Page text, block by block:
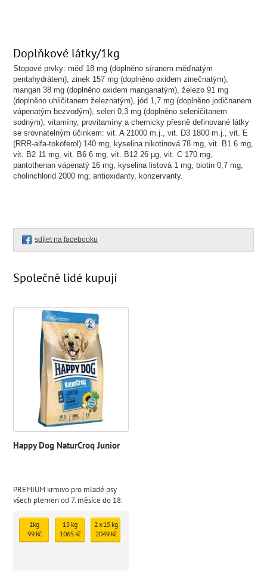
Doplňkové látky/1kg
Stopové prvky: měď 18 mg (doplněno síranem měďnatým
pentahydrátem), zinek 157 mg (doplněno oxidem zinečnatým),
mangan 38 mg (doplněno oxidem manganatým), železo 91 mg
(doplněno uhličitanem železnatým), jód 1,7 mg (doplněno jodičnanem
vápenatým bezvodým), selen 0,3 mg (doplněno seleničitanem
sodným); vitamíny, provitamíny a chemicky přesně definované látky
se srovnatelným účinkem: vit. A 21000 m.j., vit. D3 1800 m.j., vit. E
(RRR-alfa-tokoferol) 140 mg, kyselina nikotinová 78 mg, vit. B1 6 mg,
vit. B2 11 mg, vit. B6 6 mg, vit. B12 26 µg, vit. C 170 mg,
pantothenan vápenatý 16 mg, kyselina listová 1 mg, biotin 0,7 mg,
cholinchlorid 2000 mg; antioxidanty, konzervanty.
sdílet na facebooku
Společně lidé kupují
Happy Dog NaturCroq Junior
PREMIUM krmivo pro mladé psy
všech plemen od 7. měsíce do 18.
1kg
99 Kč
15 kg
1065 Kč
2 x 15 kg
2049 Kč